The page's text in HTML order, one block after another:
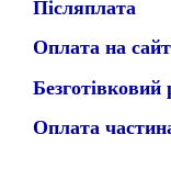
Післяплата
Оплата на
Безготівковий
Оплата